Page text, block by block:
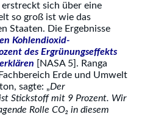
erstreckt sich über eine
so groß ist wie das
Staaten. Die Ergebnisse
Kohlendioxid-
des Ergrünungseffekts
[NASA 5]. Ranga
Erde und Umwelt
sagte: „Der
Stickstoff mit 9 Prozent. Wir
Rolle CO₂ in diesem